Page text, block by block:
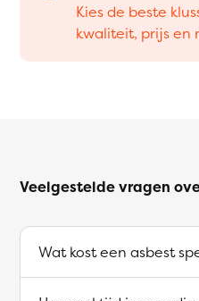
Kies de beste
kwaliteit, prijs en
Veelgestelde vragen
Wat kost een asbest